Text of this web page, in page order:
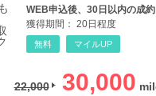
WEB申込後、30日以内の成約
獲得期間： 20日程度
無料 マイルUP
22,000 30,000